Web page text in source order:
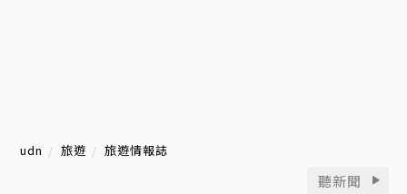
udn 旅遊 旅遊情報誌
聽新聞